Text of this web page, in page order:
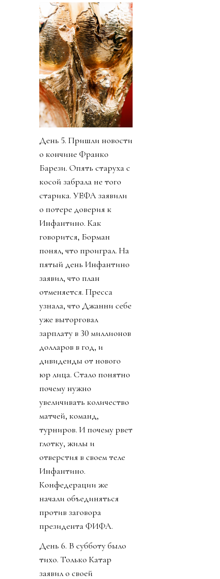
День 5. Пришли новости
о кончине Франко
Барези. Опять старуха с
косой забрала не того
старика. УЕФА заявили
о потере доверия к
Инфантино. Как
говорится, Борман
понял, что проиграл. На
пятый день Инфантино
заявил, что план
отменяется. Пресса
узнала, что Джанни себе
уже выторговал
зарплату в 30 миллионов
долларов в год, и
дивиденды от нового
юр лица. Стало понятно
почему нужно
увеличивать количество
матчей, команд,
турниров. И почему рвет
глотку, жилы и
отверстия в своем теле
Инфантино.
Конфедерации же
начали объединяться
против заговора
президента ФИФА.
День 6. В субботу было
тихо. Только Катар
заявил о своей